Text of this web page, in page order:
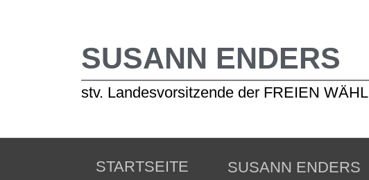
SUSANN ENDERS
stv. Landesvorsitzende der FREIEN
STARTSEITE SUSANN ENDERS